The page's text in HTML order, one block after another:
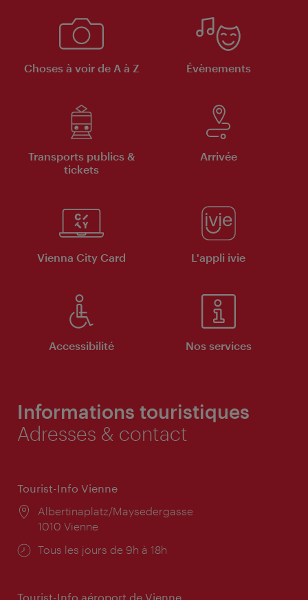
Choses à voir de A à Z Évènements
Transports publics &
tickets
Arrivée
Vienna City Card L'appli ivie
Accessibilité Nos services
Informations touristiques
Adresses & contact
Tourist-Info Vienne
Lieu:
Albertinaplatz/Maysedergasse
1010 Vienne
Horaires
Tous les jours de 9h à 18h
Tourist-Info aéroport de Vienne